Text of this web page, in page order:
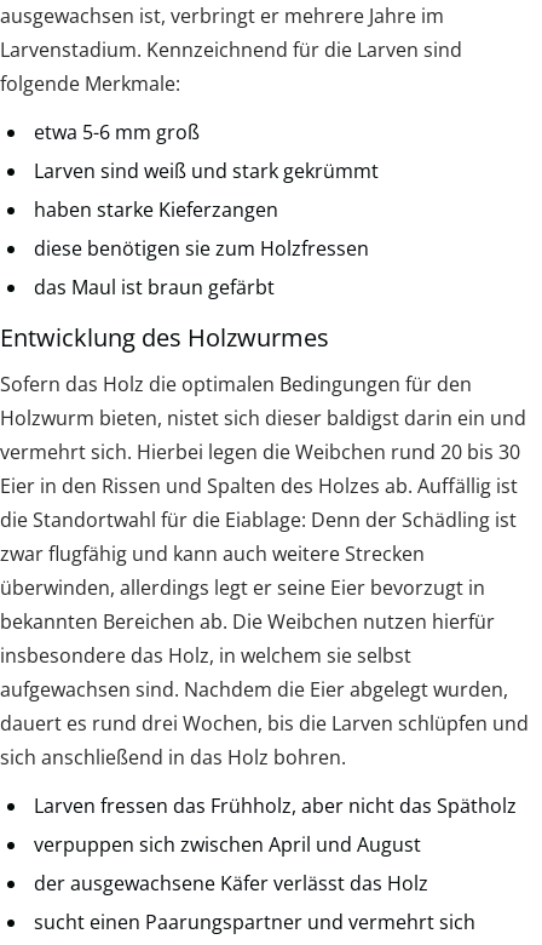
ausgewachsen ist, verbringt er mehrere Jahre im
Larvenstadium. Kennzeichnend für die Larven sind
folgende Merkmale:
etwa 5-6 mm groß
Larven sind weiß und stark gekrümmt
haben starke Kieferzangen
diese benötigen sie zum Holzfressen
das Maul ist braun gefärbt
Entwicklung des Holzwurmes
Sofern das Holz die optimalen Bedingungen für den
Holzwurm bieten, nistet sich dieser baldigst darin ein und
vermehrt sich. Hierbei legen die Weibchen rund 20 bis 30
Eier in den Rissen und Spalten des Holzes ab. Auffällig ist
die Standortwahl für die Eiablage: Denn der Schädling ist
zwar flugfähig und kann auch weitere Strecken
überwinden, allerdings legt er seine Eier bevorzugt in
bekannten Bereichen ab. Die Weibchen nutzen hierfür
insbesondere das Holz, in welchem sie selbst
aufgewachsen sind. Nachdem die Eier abgelegt wurden,
dauert es rund drei Wochen, bis die Larven schlüpfen und
sich anschließend in das Holz bohren.
Larven fressen das Frühholz, aber nicht das Spätholz
verpuppen sich zwischen April und August
der ausgewachsene Käfer verlässt das Holz
sucht einen Paarungspartner und vermehrt sich